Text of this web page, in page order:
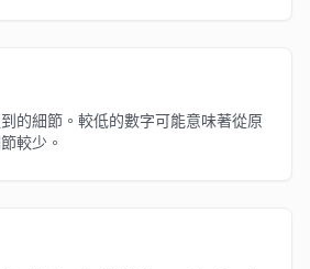
的細節。較低的數字可能意味著從原
較少。